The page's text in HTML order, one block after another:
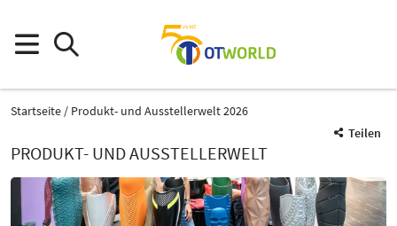
Startseite
Produkt- und Ausstellerwelt 2026
Teilen
PRODUKT- UND AUSSTELLERWELT